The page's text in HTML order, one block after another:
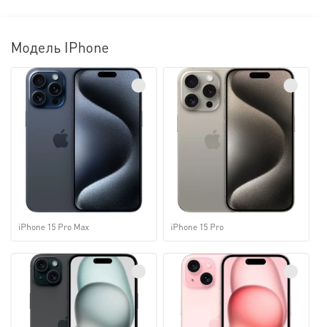
Модель IPhone
iPhone 15 Pro Max iPhone 15 Pro